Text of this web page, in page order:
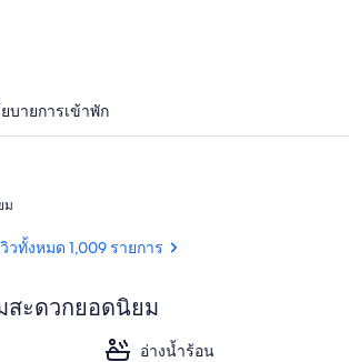
บริการอาหารเช้าและอาหารกลางวัน
บายการเข้าพัก
ม
วทั้งหมด 1,009 รายการ
สะดวกยอดนิยม
อ่างน้ำร้อน